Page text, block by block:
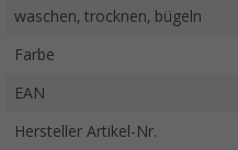
waschen, trocknen, bügeln
Farbe
EAN
Hersteller Artikel-Nr.